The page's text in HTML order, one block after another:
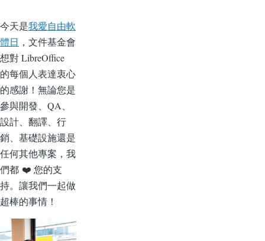
今天是我愛自由軟
體日 ，文件基金會
想對 LibreOffice
的每個人表達衷心
的感謝！無論您是
參與開發、QA、
設計、翻譯、行
銷、基礎設施還是
任何其他專案，我
們都 ❤️ 您的支
持。讓我們一起做
超棒的事情！